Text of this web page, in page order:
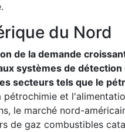
du Nord
de la demande
systèmes de détection
secteurs tels que le
pétrochimie et
le marché nord-
de gaz combustibles